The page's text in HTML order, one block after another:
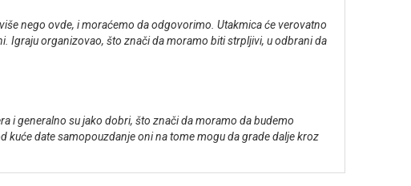
nego ovde, i moraćemo da odgovorimo. Utakmica će verovatno
Igraju organizovao, što znači da moramo biti strpljivi, u odbrani da
i generalno su jako dobri, što znači da moramo da budemo
date samopouzdanje oni na tome mogu da grade dalje kroz